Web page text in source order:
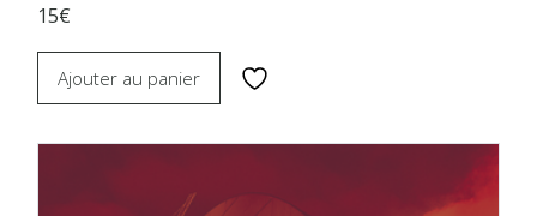
15€
Ajouter au panier